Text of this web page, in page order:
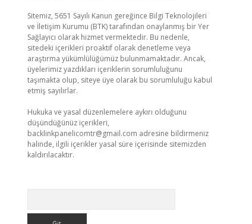
Sitemiz, 5651 Sayılı Kanun gereğince Bilgi Teknolojileri
ve İletişim Kurumu (BTK) tarafından onaylanmış bir Yer
Sağlayıcı olarak hizmet vermektedir. Bu nedenle,
sitedeki içerikleri proaktif olarak denetleme veya
araştırma yükümlülüğümüz bulunmamaktadır. Ancak,
üyelerimiz yazdıkları içeriklerin sorumluluğunu
taşımakta olup, siteye üye olarak bu sorumluluğu kabul
etmiş sayılırlar.
Hukuka ve yasal düzenlemelere aykırı olduğunu
düşündüğünüz içerikleri,
backlinkpanelicomtr@gmail.com adresine bildirmeniz
halinde, ilgili içerikler yasal süre içerisinde sitemizden
kaldırılacaktır.